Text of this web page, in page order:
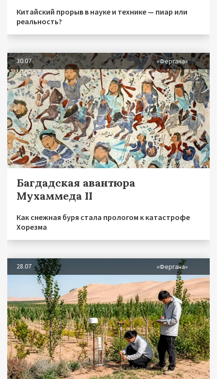
Китайский прорыв в науке и технике — пиар или
реальность?
30.07 «Фергана»
Багдадская авантюра
Мухаммеда II
Как снежная буря стала прологом к катастрофе
Хорезма
28.07 «Фергана»